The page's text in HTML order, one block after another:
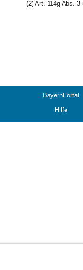
(2) Art. 114g Abs.
BayernPortal
Hilfe